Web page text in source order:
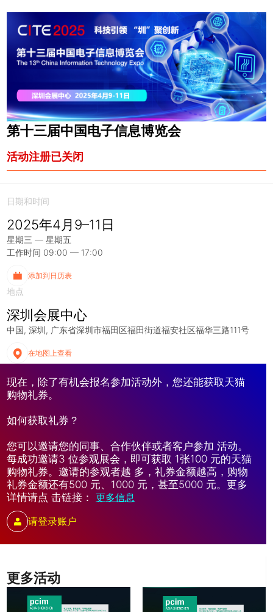
第十三届中国电子信息博览会
活动注册已关闭
更多活动
日期和时间
2025年4月9–11日
星期三 — 星期五
工作时间 09:00 — 17:00
添加到日历表
地点
深圳会展中心
中国 深圳 广东省深圳市福田区福田街道福安社区福华三路111号
在地图上查看
现在，除了有机会报名参加活动外，您还能获取天猫
购物礼券。
如何获取礼券？
您可以邀请您的同事、合作伙伴或者客户参加 活动。
每成功邀请3 位参观展会，即可获取 1张100 元的天猫
购物礼券。邀请的参观者越 多，礼券金额越高，购物
礼券金额还有500 元、1000 元，甚至5000 元。更多
详情请点 击链接： 更多信息
请登录账户